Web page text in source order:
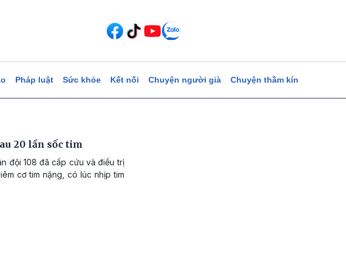
Pháp luật Sức khỏe Kết nối Chuyện người già Chuyện thầm kín
20 lần sốc tim
đội 108 đã cấp cứu và điều trị
cơ tim nặng, có lúc nhịp tim